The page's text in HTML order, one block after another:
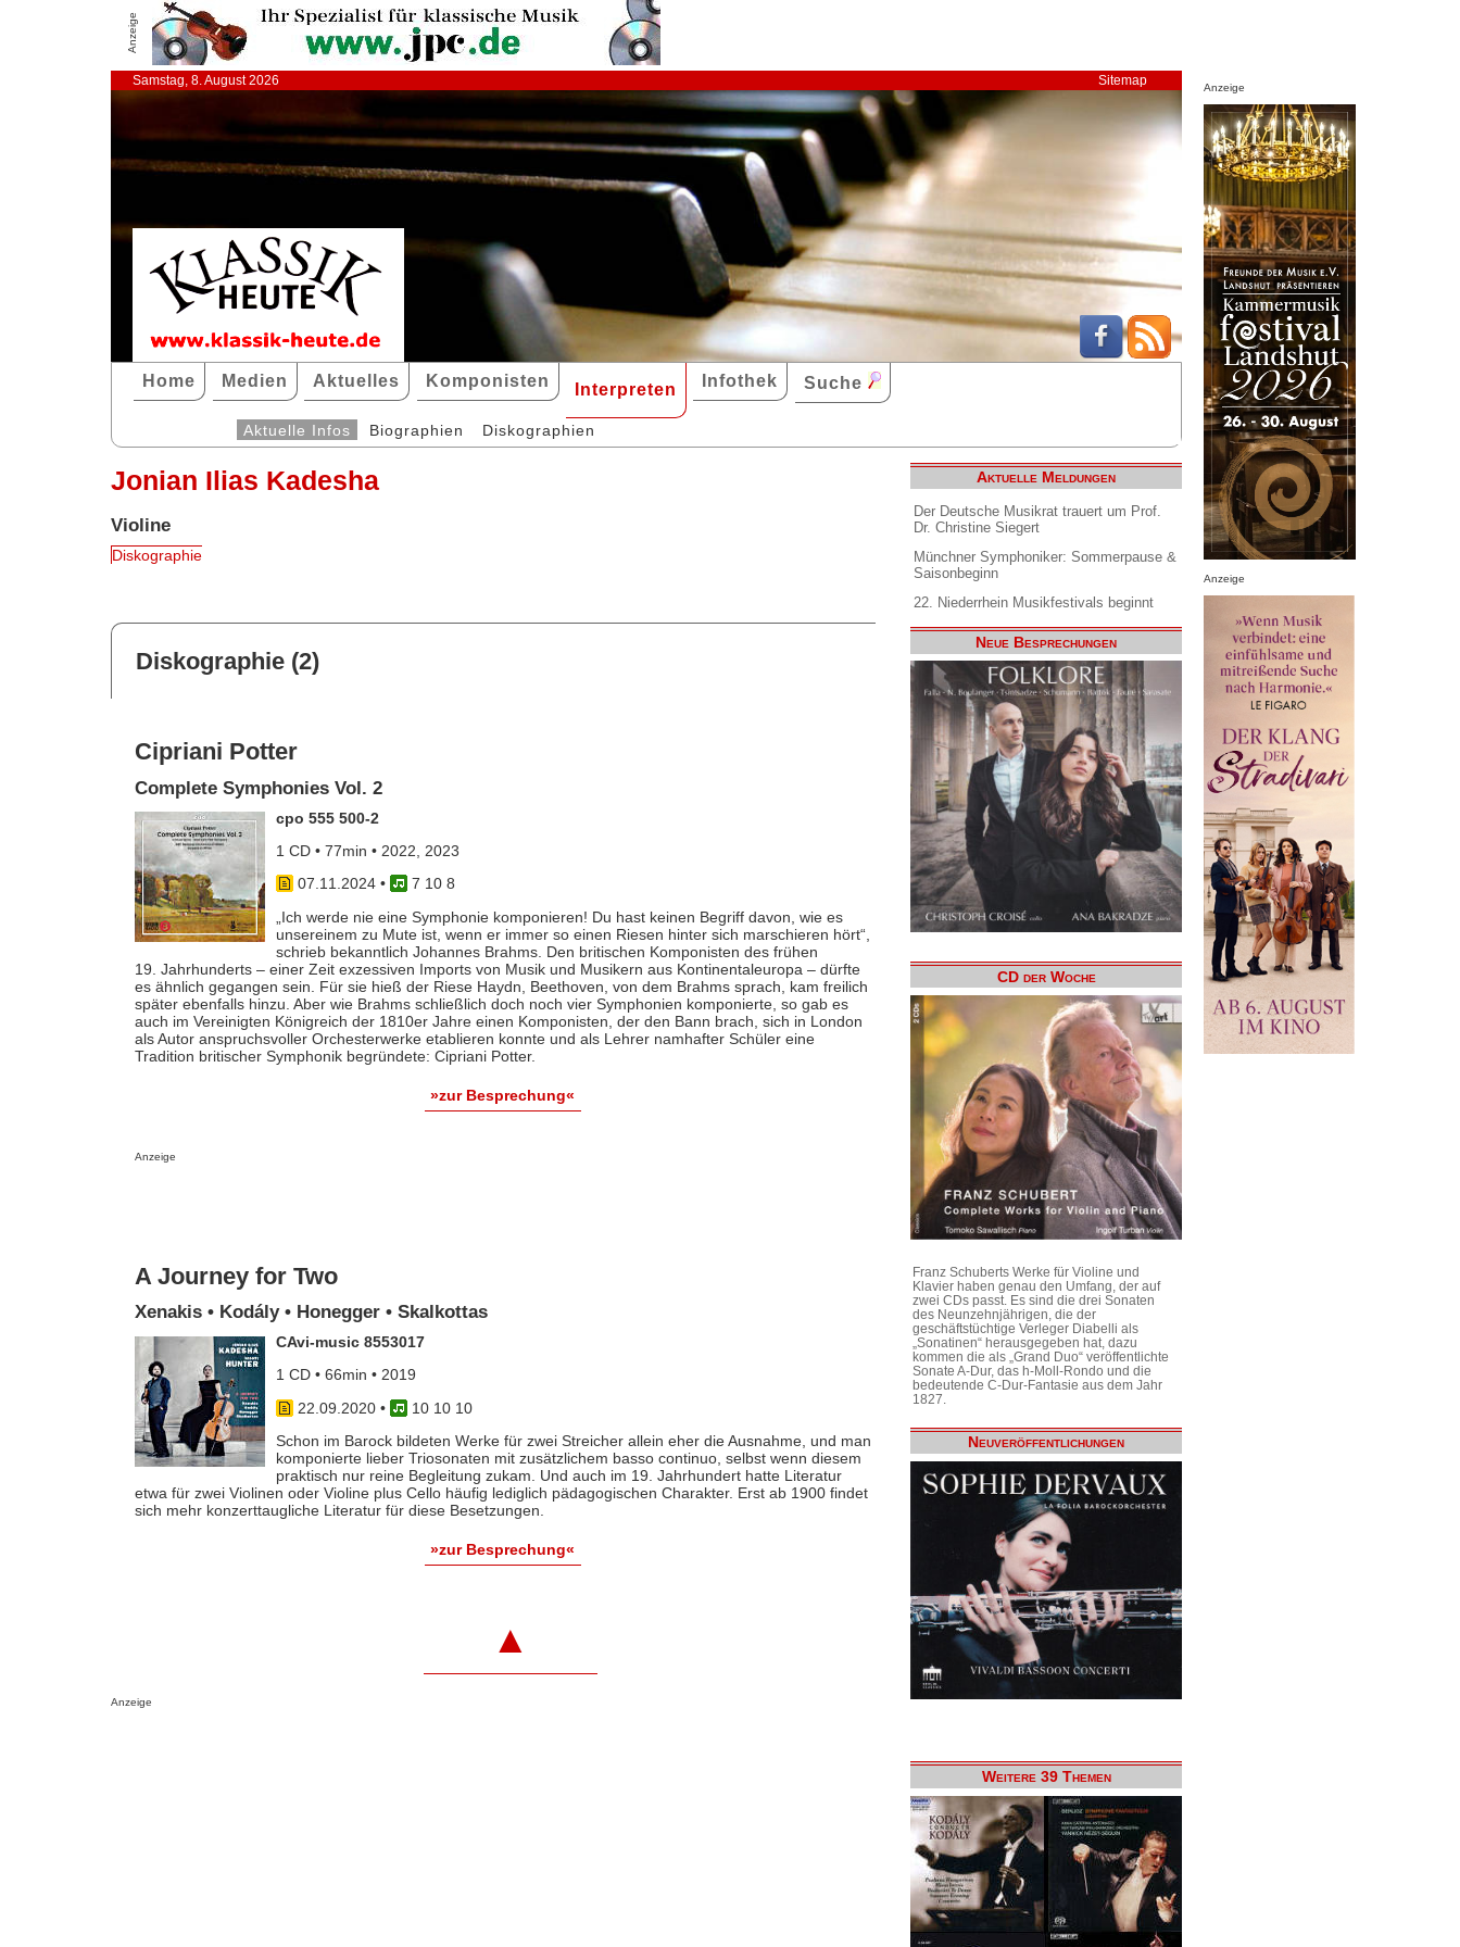
Anzeige
Samstag, 8. August 2026 Sitemap
Home Medien Aktuelles Komponisten Interpreten Infothek Suche
Aktuelle Infos Biographien Diskographien
Jonian Ilias Kadesha
Violine
Diskographie
Diskographie (2)
Cipriani Potter
Complete Symphonies Vol. 2
cpo 555 500-2
1 CD • 77min • 2022, 2023
07.11.2024•
7 10 8
„Ich werde nie eine Symphonie komponieren! Du hast keinen Begriff davon, wie es
unsereinem zu Mute ist, wenn er immer so einen Riesen hinter sich marschieren hört“,
schrieb bekanntlich Johannes Brahms. Den britischen Komponisten des frühen
19. Jahrhunderts – einer Zeit exzessiven Imports von Musik und Musikern aus Kontinentaleuropa – dürfte
es ähnlich gegangen sein. Für sie hieß der Riese Haydn, Beethoven, von dem Brahms sprach, kam freilich
später ebenfalls hinzu. Aber wie Brahms schließlich doch noch vier Symphonien komponierte, so gab es
auch im Vereinigten Königreich der 1810er Jahre einen Komponisten, der den Bann brach, sich in London
als Autor anspruchsvoller Orchesterwerke etablieren konnte und als Lehrer namhafter Schüler eine
Tradition britischer Symphonik begründete: Cipriani Potter.
»zur Besprechung«
Anzeige
A Journey for Two
Xenakis • Kodály • Honegger • Skalkottas
CAvi-music 8553017
1 CD • 66min • 2019
22.09.2020•
10 10 10
Schon im Barock bildeten Werke für zwei Streicher allein eher die Ausnahme, und man
komponierte lieber Triosonaten mit zusätzlichem basso continuo, selbst wenn diesem
praktisch nur reine Begleitung zukam. Und auch im 19. Jahrhundert hatte Literatur
etwa für zwei Violinen oder Violine plus Cello häufig lediglich pädagogischen Charakter. Erst ab 1900 findet
sich mehr konzerttaugliche Literatur für diese Besetzungen.
»zur Besprechung«
▲
Anzeige
Aktuelle Meldungen
Der Deutsche Musikrat trauert um Prof.
Dr. Christine Siegert
Münchner Symphoniker: Sommerpause &
Saisonbeginn
22. Niederrhein Musikfestivals beginnt
Neue Besprechungen
CD der Woche
Franz Schuberts Werke für Violine und
Klavier haben genau den Umfang, der auf
zwei CDs passt. Es sind die drei Sonaten
des Neunzehnjährigen, die der
geschäftstüchtige Verleger Diabelli als
„Sonatinen“ herausgegeben hat, dazu
kommen die als „Grand Duo“ veröffentlichte
Sonate A-Dur, das h-Moll-Rondo und die
bedeutende C-Dur-Fantasie aus dem Jahr
1827.
Neuveröffentlichungen
Weitere 39 Themen
Anzeige
Anzeige